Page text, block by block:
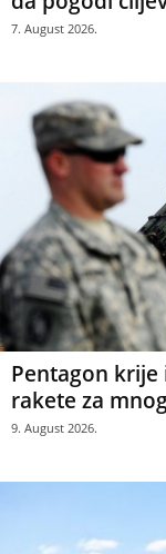
7. August 2026.
Pentagon
rakete za
9. August 2026.